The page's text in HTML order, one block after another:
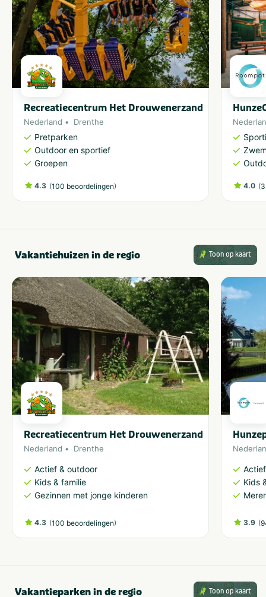
Recreatiecentrum Het Drouwenerzand
Nederland Drenthe
Pretparken
Outdoor en sportief
Groepen
4.3 (100 beoordelingen) 4.0 (
Vakantiehuizen in de regio Toon op kaart
Recreatiecentrum Het Drouwenerzand
Nederland Drenthe
Actief & outdoor
Kids & familie
Gezinnen met jonge kinderen
4.3 (100 beoordelingen)
Kids
3.9 (
Vakantieparken in de regio Toon op kaart